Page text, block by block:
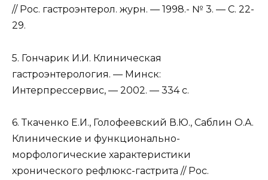
// Poc. гастроэнтерол. журн. — 1998.- № 3. — С. 22-
29.
5. Гончарик И.И. Клиническая
гастроэнтерология. — Минск:
Интерпрессервис, — 2002. — 334 с.
6. Ткаченко Е.И., Голофеевский В.Ю., Саблин О.А.
Клинические и функционально-
морфологические характеристики
хронического рефлюкс-гастрита // Poc.